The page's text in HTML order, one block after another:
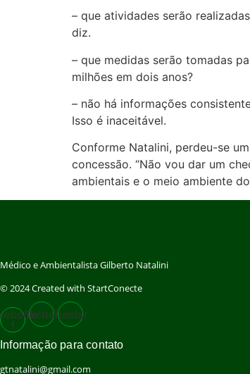
– que atividades serão
diz.
– que medidas serão tomadas
milhões em dois anos?
– não há informações
Isso é inaceitável.
Conforme Natalini, perdeu-se
concessão. “Não vou dar um
ambientais e o meio ambiente
Médico e Ambientalista Gilberto Natalini
© 2024 Created with StartConecte
f
TwitterTumblr
Informação para contato
gtnatalini@gmail.com